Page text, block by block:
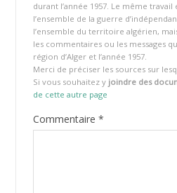
durant l’année 1957. Le même
l’ensemble de la guerre
l’ensemble du territoire algérien,
les commentaires ou les messages
région d’Alger et l’année 1957.
Merci de préciser les sources sur
Si vous souhaitez y joindre des
de cette autre page
Commentaire *